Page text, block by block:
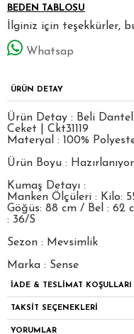
BEDEN TABLOSU
İlginiz için teşekkürler,
Whatsap
ÜRÜN DETAY
Ürün Detay : Beli Dantel
Ceket | Ckt31119
Materyal : 100%
Ürün Boyu : Hazırlanıyor
Kumaş Detayı :
Manken Ölçüleri : Kilo:
Göğüs: 88 cm / Bel : 62
: 36/S
Sezon : Mevsimlik
Marka : Sense
İADE & TESLİMAT KOŞULLARI
TAKSİT SEÇENEKLERİ
YORUMLAR